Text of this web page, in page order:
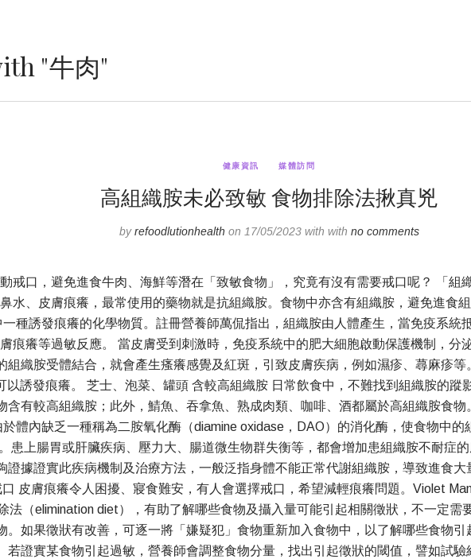
"牛肉"
健康資訊 媒體訪問
高組織胺未必致敏 食物排除法揪真兇
byrefoodlutionhealth on 17/05/2023 with with no comments
戒口，避免進食牛肉、海鮮等潛在「致敏食物」，究竟有沒有需要戒口呢？ 「組
水、皮膚痕癢，最常使用的藥物就是抗組織胺。食物中亦含有組織胺，避免進食
種誘發痕癢的化學物質。註冊營養師萬侃指出，組織胺由人體產生，當免疫系統
痕癢等過敏反應。 當皮膚受到刺激時，免疫系統中的肥大細胞啟動保護機制，分
組織胺受體結合，就會產生瘙癢感覺及紅斑，引致皮膚疾病，例如濕疹、蕁麻疹
誘發痕癢。 芝士、泡菜、罐頭 含較高組織胺 日常飲食中，不難找到組織胺的蹤
有較高組織胺；此外，鯖魚、吞拿魚、熟成肉類、咖啡、酒都屬於高組織胺食物
體內缺乏一種稱為二胺氧化酶（diamine oxidase，DAO）的消化酶，使食物中
患上腸胃或肝臟疾病、壓力大、腸道微生物群失衡等，都會增加患組織胺不耐症
證據證實此疾病機制及治療方法，一般泛指身體不能正常代謝組織胺，導致進食
皮膚痕癢令人困擾、寢食難安，有人會選擇戒口，希望減輕痕癢問題。Violet
法（elimination diet），有助了解哪些食物及攝入量可能引起相關徵狀，不一定需
。如果徵狀有改善，可逐一將「嫌疑犯」食物重新加入食物中，以了解哪些食物
若證實某食物引起過敏，營養師會調整食物分量，找出引起徵狀的閾值，譬如試